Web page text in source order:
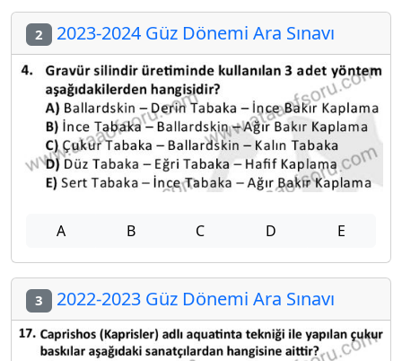
2 2023-2024 Güz Dönemi Ara Sınavı
A B C D E
3 2022-2023 Güz Dönemi Ara Sınavı